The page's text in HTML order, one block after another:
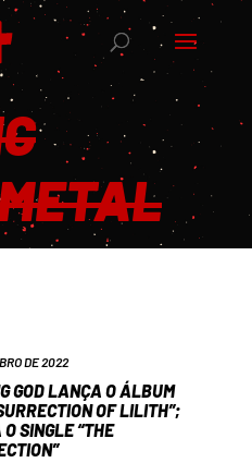
DE 2022
GOD LANÇA O ÁLBUM
OF LILITH”;
SINGLE “THE